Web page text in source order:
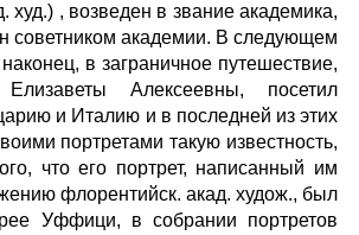
худ.) , возведен в звание академика,
советником академии. В следующем
в заграничное путешествие,
Алексеевны, посетил
и Италию и в последней из этих
портретами такую известность,
что его портрет, написанный им
флорентийск. акад. худож., был
Уффици, в собрании портретов